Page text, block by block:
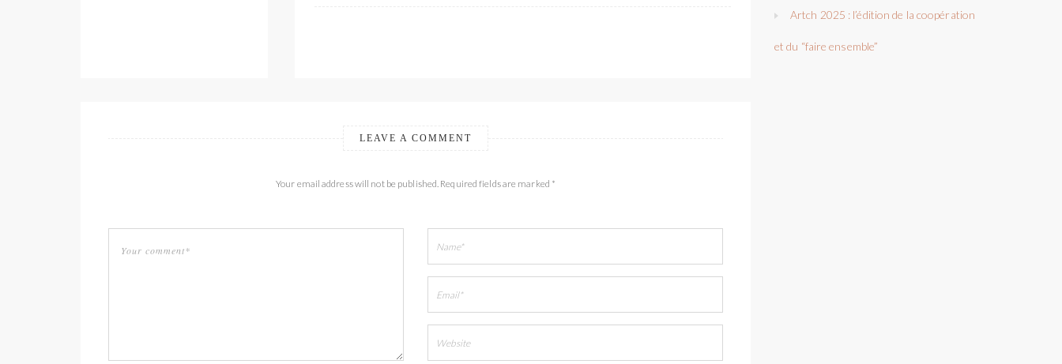
LEAVE A COMMENT
Your email address will not be published. Required fields are marked *
Artch 2025 : l’édition de la coopération
et du “faire ensemble”